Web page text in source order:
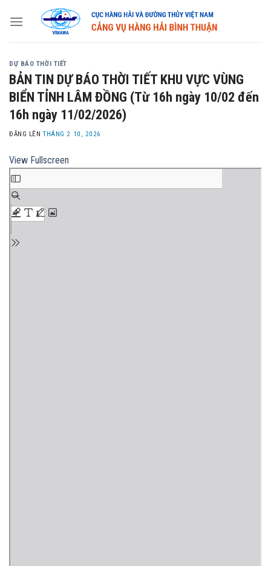
DỰ BÁO THỜI TIẾT
BẢN TIN DỰ BÁO THỜI TIẾT KHU VỰC VÙNG
BIỂN TỈNH LÂM ĐỒNG (Từ 16h ngày 10/02 đến
16h ngày 11/02/2026)
ĐĂNG LÊNTHÁNG 2 10, 2026
View Fullscreen